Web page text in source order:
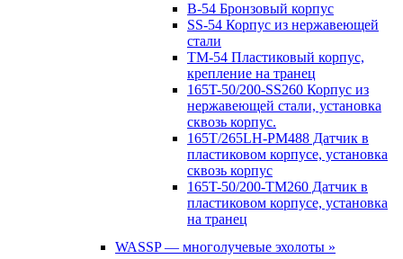
B-54 Бронзовый корпус
SS-54 Корпус из нержавеющей
стали
TM-54 Пластиковый корпус,
крепление на транец
165T-50/200-SS260 Корпус из
нержавеющей стали, установка
сквозь корпус.
165T/265LH-PM488 Датчик в
пластиковом корпусе, установка
сквозь корпус
165T-50/200-TM260 Датчик в
пластиковом корпусе, установка
на транец
WASSP — многолучевые эхолоты »